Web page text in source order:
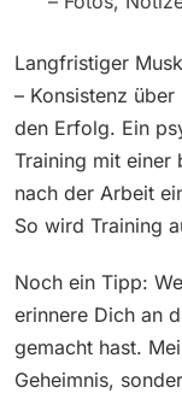
Langfristiger
– Konsistenz
den Erfolg. Ein
Training mit einer
nach der Arbeit
So wird Training
Noch ein Tipp:
erinnere Dich an
gemacht hast.
Geheimnis,